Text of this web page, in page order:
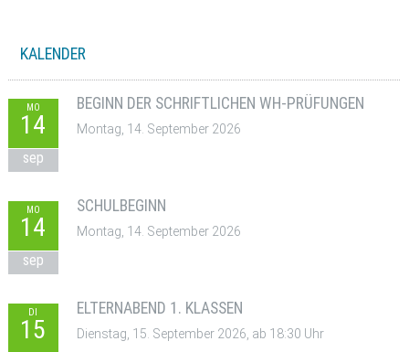
KALENDER
MO
14
sep
BEGINN DER SCHRIFTLICHEN WH-PRÜFUNGEN
Montag, 14. September 2026
MO
14
sep
SCHULBEGINN
Montag, 14. September 2026
DI
15
ELTERNABEND 1. KLASSEN
Dienstag, 15. September 2026, ab 18:30 Uhr